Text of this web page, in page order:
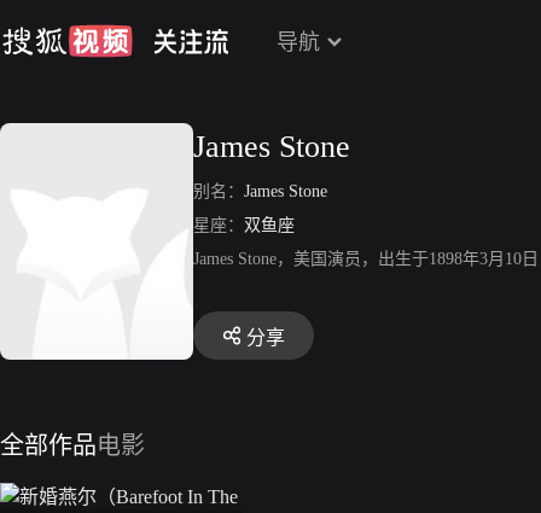
导航
James Stone
别名： James Stone
星座： 双鱼座
James Stone，美国演员，出生于1898年3月
分享
全部作品电影